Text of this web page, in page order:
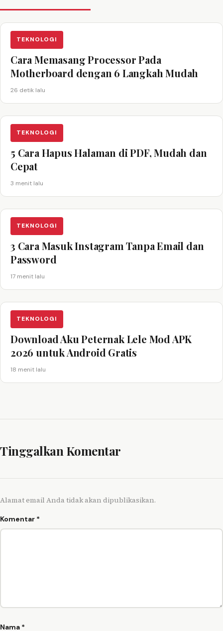
TEKNOLOGI
Cara Memasang Processor Pada
Motherboard dengan 6 Langkah Mudah
26 detik lalu
TEKNOLOGI
5 Cara Hapus Halaman di PDF, Mudah dan
Cepat
3 menit lalu
TEKNOLOGI
3 Cara Masuk Instagram Tanpa Email dan
Password
17 menit lalu
TEKNOLOGI
Download Aku Peternak Lele Mod APK
2026 untuk Android Gratis
18 menit lalu
Tinggalkan Komentar
Alamat email Anda tidak akan dipublikasikan.
Komentar *
Nama *